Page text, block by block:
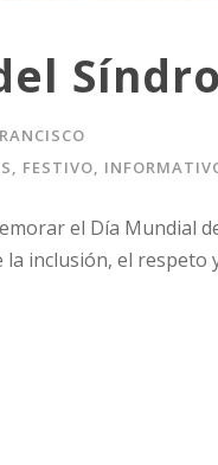
, FESTIVO,
el Día Mundial
inclusión, el respeto